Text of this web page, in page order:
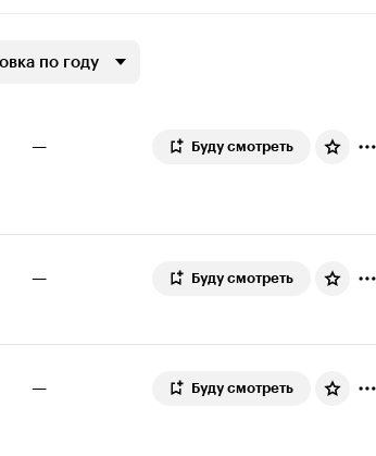
по году
— Буду смотреть
— Буду смотреть
— Буду смотреть